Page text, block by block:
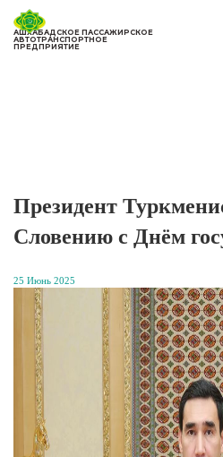
АШХАБАДСКОЕ ПАССАЖИРСКОЕ
АВТОТРАНСПОРТНОЕ
ПРЕДПРИЯТИЕ
Президент
Словению с Днём
25 Июнь 2025